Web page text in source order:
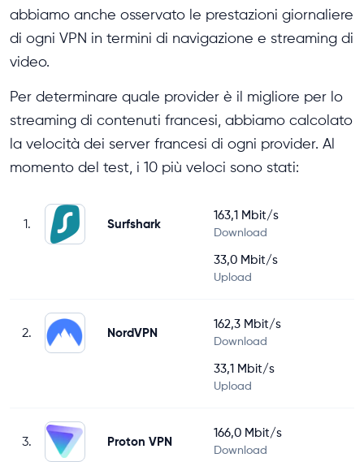
abbiamo anche osservato le prestazioni giornaliere
di ogni VPN in termini di navigazione e streaming di
video.
Per determinare quale provider è il migliore per lo
streaming di contenuti francesi, abbiamo calcolato
la velocità dei server francesi di ogni provider. Al
momento del test, i 10 più veloci sono stati:
1. Surfshark
163,1 Mbit/s
Download
33,0 Mbit/s
Upload
2. NordVPN
162,3 Mbit/s
Download
33,1 Mbit/s
Upload
3. Proton VPN
166,0 Mbit/s
Download